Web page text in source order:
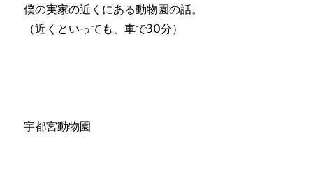
僕の実家の近くにある動物園の話。
（近くといっても、車で30分）
宇都宮動物園